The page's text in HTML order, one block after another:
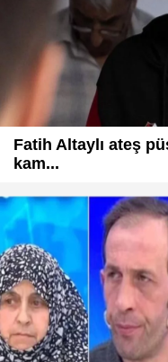
Fatih Altaylı ateş
kam...